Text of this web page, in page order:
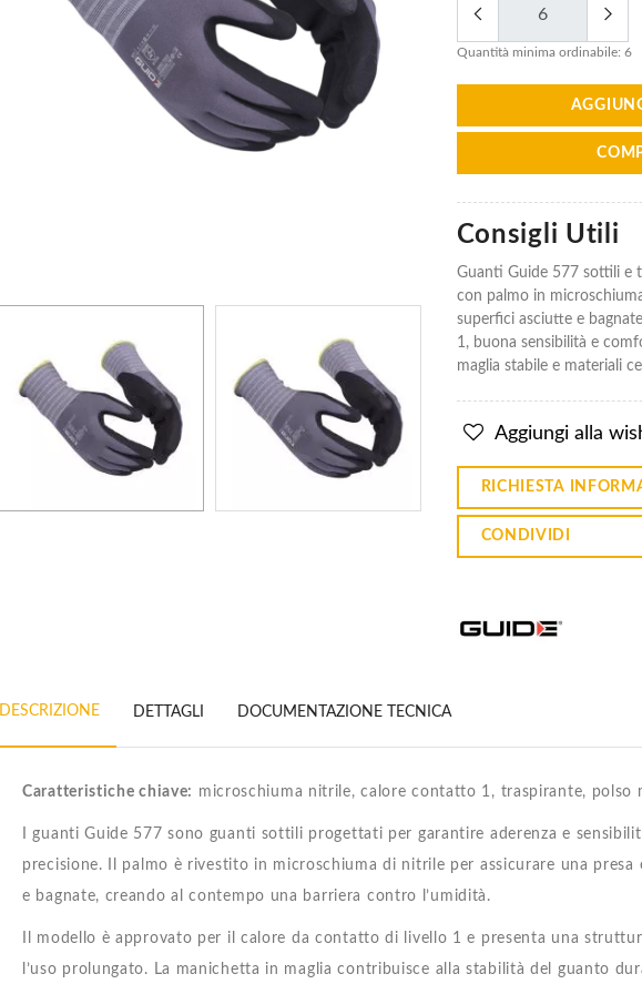
Con
Edge 48-
128
€1.14
Guanti
Pu
Hyflex
Con
€1.14
Guanti
Hyflex
€10.60
Quantità minima ordinabile: 6
Consigli Utili
Guanti Guide 577 sottili e
con palmo in
superfici asciutte e
1, buona sensibilità e
maglia stabile e materiali
Aggiungi alla
RICHIESTA
CONDIVIDI
DESCRIZIONE DETTAGLI DOCUMENTAZIONE TECNICA
Caratteristiche chiave: microschiuma nitrile, calore contatto 1, traspirante, polso
I guanti Guide 577 sono guanti sottili progettati per garantire aderenza e
precisione. Il palmo è rivestito in microschiuma di nitrile per assicurare una
e bagnate, creando al contempo una barriera contro l’umidità.
Il modello è approvato per il calore da contatto di livello 1 e presenta una
l’uso prolungato. La manichetta in maglia contribuisce alla stabilità del guanto